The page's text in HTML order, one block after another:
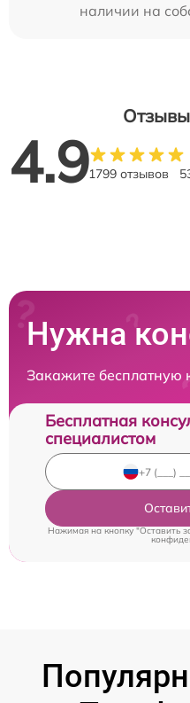
наличии на
4.91799 отзывов
Нужна
Закажите бесплатную
Бесплатная
специалистом
Нажимая на кнопку "Оставить